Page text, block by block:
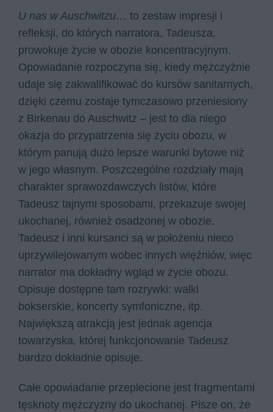
U nas w Auschwitzu… to zestaw impresji i
refleksji, do których narratora, Tadeusza,
prowokuje życie w obozie koncentracyjnym.
Opowiadanie rozpoczyna się, kiedy mężczyźnie
udaje się zakwalifikować do kursów sanitarnych,
dzięki czemu zostaje tymczasowo przeniesiony
z Birkenau do Auschwitz – jest to dla niego
okazja do przypatrzenia się życiu obozu, w
którym panują dużo lepsze warunki bytowe niż
w jego własnym. Poszczególne rozdziały mają
charakter sprawozdawczych listów, które
Tadeusz tajnymi sposobami, przekazuje swojej
ukochanej, również osadzonej w obozie.
Tadeusz i inni kursanci są w położeniu nieco
uprzywilejowanym wobec innych więźniów, więc
narrator ma dokładny wgląd w życie obozu.
Opisuje dostępne tam rozrywki: walki
bokserskie, koncerty symfoniczne, itp.
Największą atrakcją jest jednak agencja
towarzyska, której funkcjonowanie Tadeusz
bardzo dokładnie opisuje.
Całe opowiadanie przeplecione jest fragmentami
tęsknoty mężczyzny do ukochanej. Pisze on, że